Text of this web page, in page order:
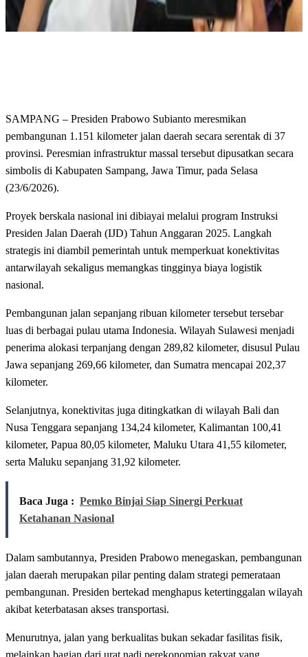
SAMPANG – Presiden Prabowo Subianto meresmikan
pembangunan 1.151 kilometer jalan daerah secara serentak di 37
provinsi. Peresmian infrastruktur massal tersebut dipusatkan secara
simbolis di Kabupaten Sampang, Jawa Timur, pada Selasa
(23/6/2026).
Proyek berskala nasional ini dibiayai melalui program Instruksi
Presiden Jalan Daerah (IJD) Tahun Anggaran 2025. Langkah
strategis ini diambil pemerintah untuk memperkuat konektivitas
antarwilayah sekaligus memangkas tingginya biaya logistik
nasional.
Pembangunan jalan sepanjang ribuan kilometer tersebut tersebar
luas di berbagai pulau utama Indonesia. Wilayah Sulawesi menjadi
penerima alokasi terpanjang dengan 289,82 kilometer, disusul Pulau
Jawa sepanjang 269,66 kilometer, dan Sumatra mencapai 202,37
kilometer.
Selanjutnya, konektivitas juga ditingkatkan di wilayah Bali dan
Nusa Tenggara sepanjang 134,24 kilometer, Kalimantan 100,41
kilometer, Papua 80,05 kilometer, Maluku Utara 41,55 kilometer,
serta Maluku sepanjang 31,92 kilometer.
Baca Juga : Pemko Binjai Siap Sinergi Perkuat
Ketahanan Nasional
Dalam sambutannya, Presiden Prabowo menegaskan, pembangunan
jalan daerah merupakan pilar penting dalam strategi pemerataan
pembangunan. Presiden bertekad menghapus ketertinggalan wilayah
akibat keterbatasan akses transportasi.
Menurutnya, jalan yang berkualitas bukan sekadar fasilitas fisik,
melainkan bagian dari urat nadi perekonomian rakyat yang